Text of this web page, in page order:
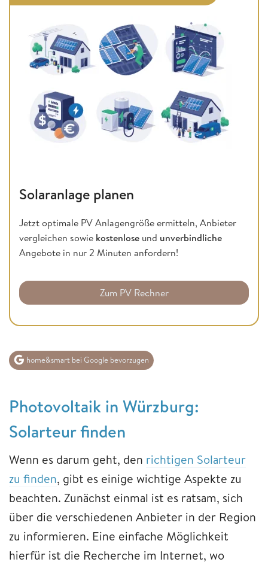
Solaranlage planen
Jetzt optimale PV Anlagengröße ermitteln, Anbieter
vergleichen sowie kostenlose und unverbindliche
Angebote in nur 2 Minuten anfordern!
Zum PV Rechner
home&smart bei Google bevorzugen
Photovoltaik in Würzburg:
Solarteur finden
Wenn es darum geht, den richtigen Solarteur
zu finden, gibt es einige wichtige Aspekte zu
beachten. Zunächst einmal ist es ratsam, sich
über die verschiedenen Anbieter in der Region
zu informieren. Eine einfache Möglichkeit
hierfür ist die Recherche im Internet, wo